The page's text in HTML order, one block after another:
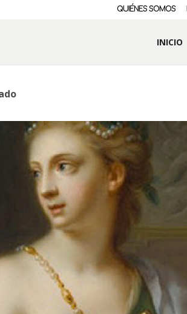
QUIÉNES SOMOS
INICIO